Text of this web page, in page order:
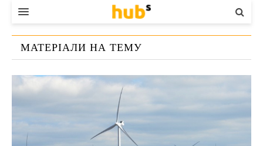
ВЛАДА
ЕКОНОМІКА
МАТЕРІАЛИ НА ТЕМУ